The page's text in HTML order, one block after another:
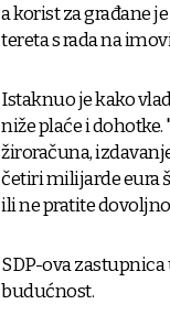
a korist za građane
tereta s rada na
Istaknuo je kako
niže plaće i
žiroračuna,
četiri milijarde eura
ili ne pratite
SDP-ova
budućnost.